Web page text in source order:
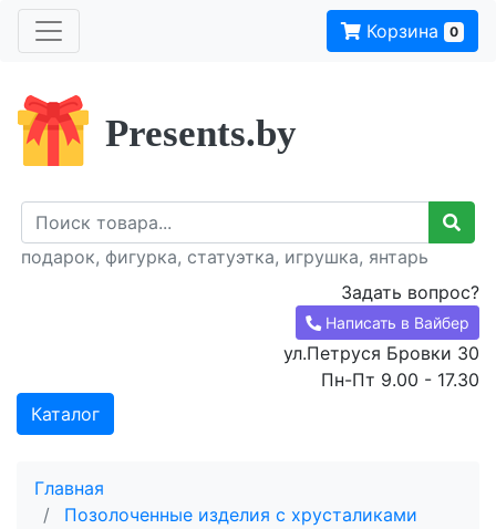
Корзина 0
Presents.by
подарок, фигурка, статуэтка, игрушка, янтарь
Задать вопрос?
Написать в Вайбер
ул.Петруся Бровки 30
Пн-Пт 9.00 - 17.30
Каталог
Главная
Позолоченные изделия с хрусталиками